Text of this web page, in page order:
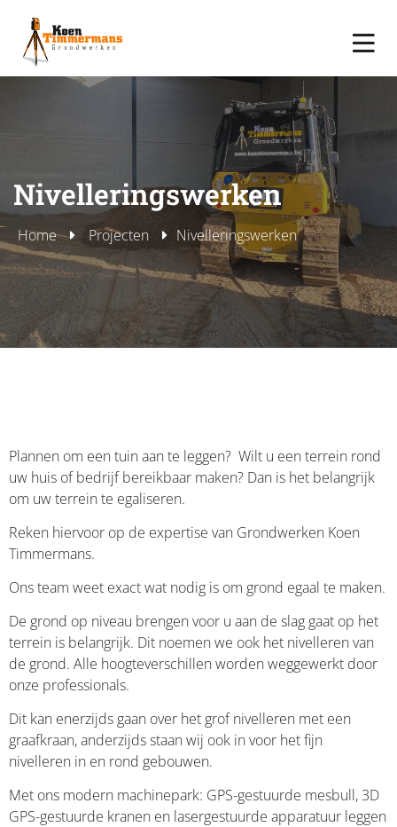
Nivelleringswerken
Home Projecten Nivelleringswerken
Plannen om een tuin aan te leggen? Wilt u een terrein rond
uw huis of bedrijf bereikbaar maken? Dan is het belangrijk
om uw terrein te egaliseren.
Reken hiervoor op de expertise van Grondwerken Koen
Timmermans.
Ons team weet exact wat nodig is om grond egaal te maken.
De grond op niveau brengen voor u aan de slag gaat op het
terrein is belangrijk. Dit noemen we ook het nivelleren van
de grond. Alle hoogteverschillen worden weggewerkt door
onze professionals.
Dit kan enerzijds gaan over het grof nivelleren met een
graafkraan, anderzijds staan wij ook in voor het fijn
nivelleren in en rond gebouwen.
Met ons modern machinepark: GPS-gestuurde mesbull, 3D
GPS-gestuurde kranen en lasergestuurde apparatuur leggen